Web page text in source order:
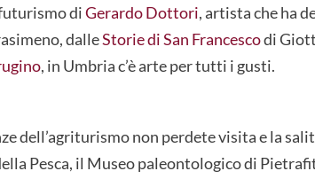
futurismo diGerardo Dottori, artista che ha
dalleStorie di San Francescodi
, in Umbria c’è arte per tutti i gusti.
dell’agriturismo non perdete visita e la
Pesca, il Museo paleontologico di